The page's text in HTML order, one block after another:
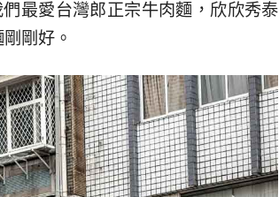
最愛台灣郎正宗牛肉麵，欣欣秀泰
剛好。